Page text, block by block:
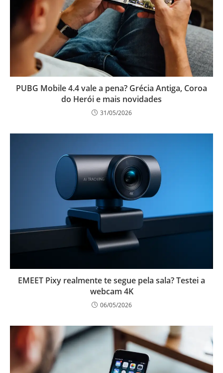
PUBG Mobile 4.4 vale a pena? Grécia Antiga, Coroa
do Herói e mais novidades
31/05/2026
EMEET Pixy realmente te segue pela sala? Testei a
webcam 4K
06/05/2026